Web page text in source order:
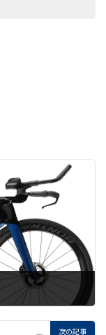
次の記事